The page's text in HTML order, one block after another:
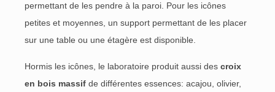
permettant de les pendre à la paroi. Pour les icônes
petites et moyennes, un support permettant de les placer
sur une table ou une étagère est disponible.
Hormis les icônes, le laboratoire produit aussi des croix
en bois massif de différentes essences: acajou, olivier,